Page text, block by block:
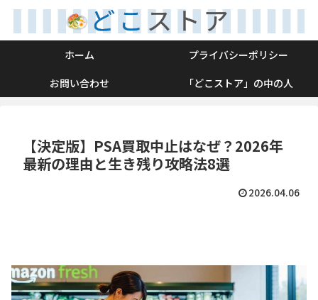
ホーム
プライバシーポリシー
お問い合わせ
「どこストア」の中の人
【決定版】PSA買取中止はなぜ？2026年
最新の理由と生き残り攻略法8選
2026.04.06